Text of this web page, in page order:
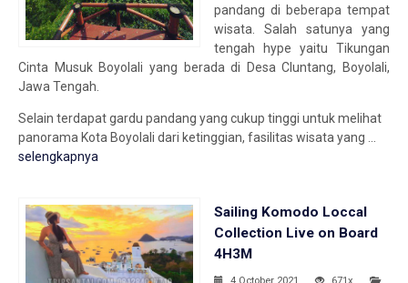
pandang di beberapa tempat
wisata. Salah satunya yang
tengah hype yaitu Tikungan
Cinta Musuk Boyolali yang berada di Desa Cluntang, Boyolali,
Jawa Tengah.
Selain terdapat gardu pandang yang cukup tinggi untuk melihat
panorama Kota Boyolali dari ketinggian, fasilitas wisata yang ...
selengkapnya
Sailing Komodo Loccal
Collection Live on Board
4H3M